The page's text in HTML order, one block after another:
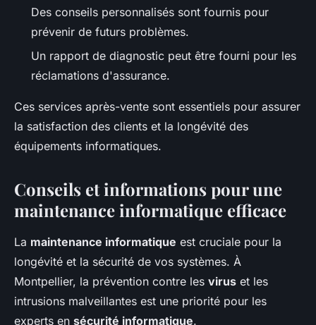
Des conseils personnalisés sont fournis pour
prévenir de futurs problèmes.
Un rapport de diagnostic peut être fourni pour les
réclamations d'assurance.
Ces services après-vente sont essentiels pour assurer
la satisfaction des clients et la longévité des
équipements informatiques.
Conseils et informations pour une
maintenance informatique efficace
La maintenance informatique est cruciale pour la
longévité et la sécurité de vos systèmes. À
Montpellier, la prévention contre les virus et les
intrusions malveillantes est une priorité pour les
experts en sécurité informatique.